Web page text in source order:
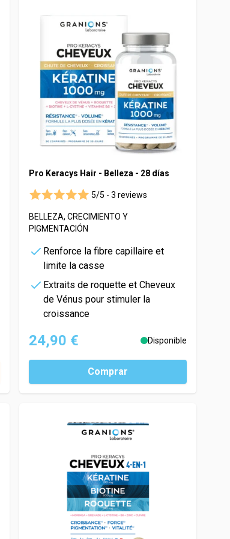
Maca
Propolis
Psyllium
Quinquina
Reine des prés
Rhodiola
Safran
Pro Keracys Hair - Belleza - 28 días
5/5 - 3 reviews
BELLEZA, CRECIMIENTO Y
PIGMENTACIÓN
Renforce la fibre capillaire et
limite la casse
Extraits de roquette et Cheveux
de Vénus pour stimuler la
croissance
24,90 € Disponible
Comprar